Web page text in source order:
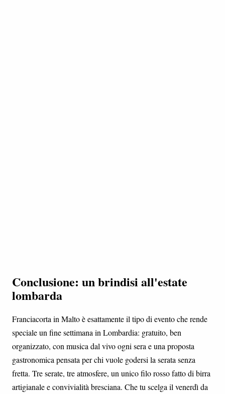
Conclusione: un brindisi all'estate
lombarda
Franciacorta in Malto è esattamente il tipo di evento che rende
speciale un fine settimana in Lombardia: gratuito, ben
organizzato, con musica dal vivo ogni sera e una proposta
gastronomica pensata per chi vuole godersi la serata senza
fretta. Tre serate, tre atmosfere, un unico filo rosso fatto di birra
artigianale e convivialità bresciana. Che tu scelga il venerdì da